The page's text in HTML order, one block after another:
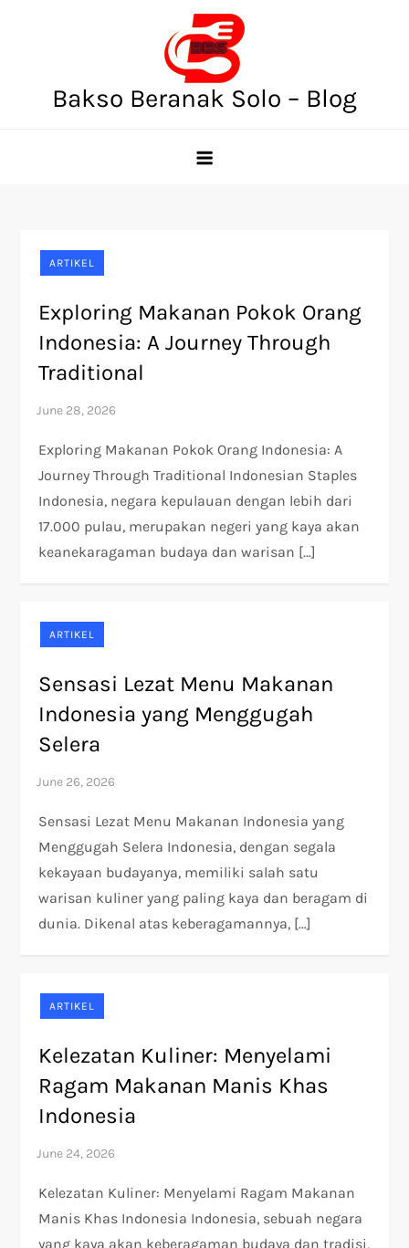
Bakso Beranak Solo – Blog
ARTIKEL
Exploring Makanan Pokok Orang
Indonesia: A Journey Through
Traditional
Exploring Makanan Pokok Orang Indonesia: A
Journey Through Traditional Indonesian Staples
Indonesia, negara kepulauan dengan lebih dari
17.000 pulau, merupakan negeri yang kaya akan
keanekaragaman budaya dan warisan […]
ARTIKEL
Sensasi Lezat Menu Makanan
Indonesia yang Menggugah
Selera
Sensasi Lezat Menu Makanan Indonesia yang
Menggugah Selera Indonesia, dengan segala
kekayaan budayanya, memiliki salah satu
warisan kuliner yang paling kaya dan beragam di
dunia. Dikenal atas keberagamannya, […]
ARTIKEL
Kelezatan Kuliner: Menyelami
Ragam Makanan Manis Khas
Indonesia
Kelezatan Kuliner: Menyelami Ragam Makanan
Manis Khas Indonesia Indonesia, sebuah negara
yang kaya akan keberagaman budaya dan tradisi,